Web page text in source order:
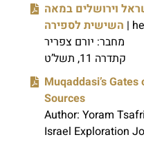
וירושלים במאה
|
מחבר: יורם צפריר
קתדרה 11, תשל’ט
Muqaddasi’s
Sources
Author: Yoram
Israel Exploration